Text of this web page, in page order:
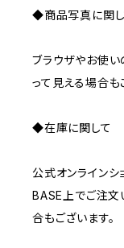
◆商品写真に関し
ブラウザやお使
って見える場合も
◆在庫に関して
公式オンラインシ
BASE上でご注文
合もございます。